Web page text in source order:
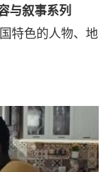
与叙事系列
特色的人物、地